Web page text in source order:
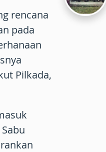
rencana
pada
Pilkada,